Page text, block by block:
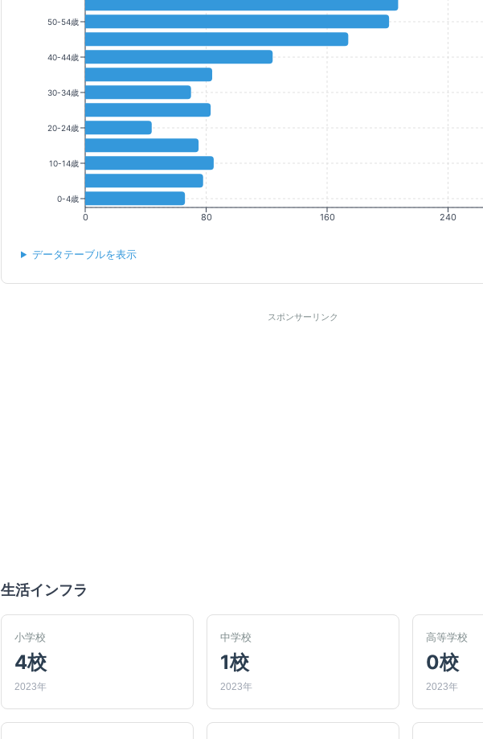
0 80 160 240
50-54歳
40-44歳
30-34歳
20-24歳
10-14歳
0-4歳
データテーブルを表示
スポンサーリンク
生活インフラ
小学校
4校
2023年
中学校
1校
2023年
高等学校
0校
2023年